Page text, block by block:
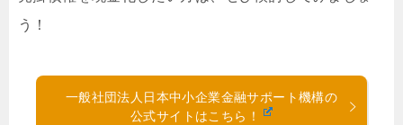
う！
一般社団法人日本中小企業金融サポート機構の
公式サイトはこちら！